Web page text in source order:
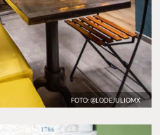
FOTO: @LODEJULIOMX